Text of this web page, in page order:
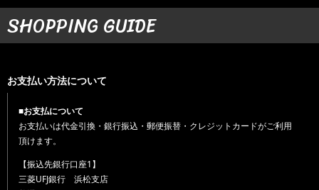
SHOPPING GUIDE
お支払い方法について
■お支払について
お支払いは代金引換・銀行振込・郵便振替・クレジットカードがご利用
頂けます。
【振込先銀行口座1】
三菱UFJ銀行 浜松支店